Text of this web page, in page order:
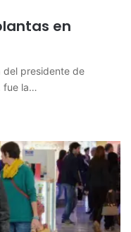
en
del presidente de
fue la…